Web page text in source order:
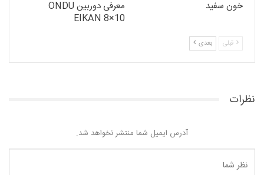
خون سفید
معرفی دوربین ONDU
EIKAN 8×10
قبلی بعدی
نظرات
آدرس ایمیل شما منتشر نخواهد شد.